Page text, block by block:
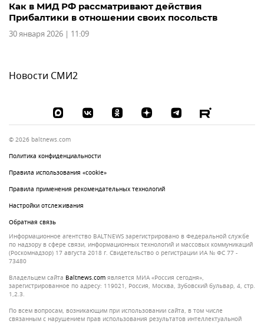
Как в МИД РФ рассматривают действия
Прибалтики в отношении своих посольств
30 января 2026 | 11:09
Новости СМИ2
© 2026 baltnews.com
Политика конфиденциальности
Правила использования «cookie»
Правила применения рекомендательных технологий
Настройки отслеживания
Обратная связь
Информационное агентство BALTNEWS зарегистрировано в Федеральной службе
по надзору в сфере связи, информационных технологий и массовых коммуникаций
(Роскомнадзор) 17 августа 2018 г. Свидетельство о регистрации ИА № ФС 77 -
73480
Владельцем сайта
baltnews.com является МИА «Россия сегодня»,
зарегистрированное по адресу: 119021, Россия, Москва, Зубовский бульвар, 4, стр.
1,2.3.
По всем вопросам, возникающим при использовании сайта, в том числе
связанным с нарушением прав использования результатов интеллектуальной